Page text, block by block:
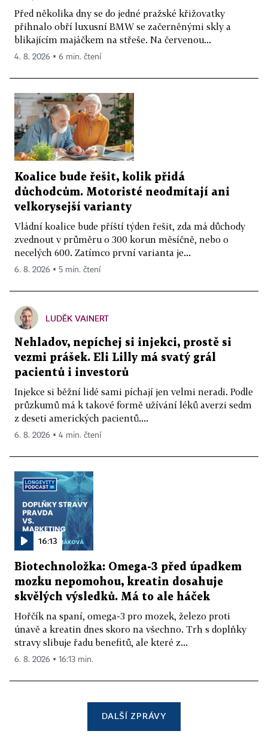
Před několika dny se do jedné pražské křižovatky
přihnalo obří luxusní BMW se začerněnými skly a
blikajícím majáčkem na střeše. Na červenou...
4. 8. 2026 ▪ 6 min. čtení
Koalice bude řešit, kolik přidá
důchodcům. Motoristé neodmítají ani
velkorysejší varianty
Vládní koalice bude příští týden řešit, zda má důchody
zvednout v průměru o 300 korun měsíčně, nebo o
necelých 600. Zatímco první varianta je...
6. 8. 2026 ▪ 5 min. čtení
LUDĚK VAINERT
Nehladov, nepíchej si injekci, prostě si
vezmi prášek. Eli Lilly má svatý grál
pacientů i investorů
Injekce si běžní lidé sami píchají jen velmi neradi. Podle
průzkumů má k takové formě užívání léků averzi sedm
z deseti amerických pacientů....
6. 8. 2026 ▪ 4 min. čtení
16:13
Biotechnoložka: Omega-3 před úpadkem
mozku nepomohou, kreatin dosahuje
skvělých výsledků. Má to ale háček
Hořčík na spaní, omega-3 pro mozek, železo proti
únavě a kreatin dnes skoro na všechno. Trh s doplňky
stravy slibuje řadu benefitů, ale které z...
6. 8. 2026 ▪ 16:13 min.
DALŠÍ ZPRÁVY